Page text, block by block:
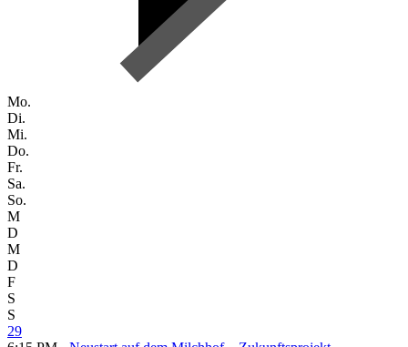
Mo.
Di.
Mi.
Do.
Fr.
Sa.
So.
M
D
M
D
F
S
S
29